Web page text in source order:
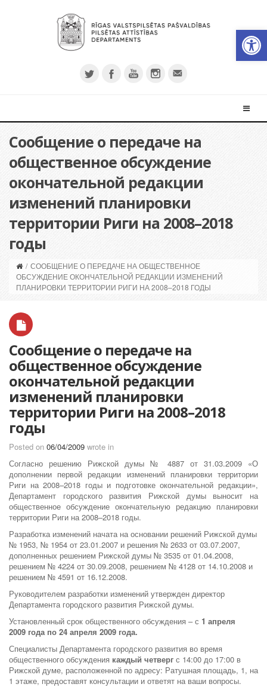
Сообщение о передаче на
общественное обсуждение
окончательной редакции
изменений планировки
территории Риги на 2008–2018
годы
/ СООБЩЕНИЕ О ПЕРЕДАЧЕ НА ОБЩЕСТВЕННОЕ
ОБСУЖДЕНИЕ ОКОНЧАТЕЛЬНОЙ РЕДАКЦИИ ИЗМЕНЕНИЙ
ПЛАНИРОВКИ ТЕРРИТОРИИ РИГИ НА 2008–2018 ГОДЫ
Сообщение о передаче на
общественное обсуждение
окончательной редакции
изменений планировки
территории Риги на 2008–2018
годы
Posted on 06/04/2009 wrote in
Согласно решению Рижской думы № 4887 от 31.03.2009 «О
дополнении первой редакции изменений планировки территории
Риги на 2008–2018 годы и подготовке окончательной редакции»,
Департамент городского развития Рижской думы выносит на
общественное обсуждение окончательную редакцию планировки
территории Риги на 2008–2018 годы.
Разработка изменений начата на основании решений Рижской думы
№ 1953, № 1954 от 23.01.2007 и решения № 2633 от 03.07.2007,
дополненных решением Рижской думы № 3535 от 01.04.2008,
решением № 4224 от 30.09.2008, решением № 4128 от 14.10.2008 и
решением № 4591 от 16.12.2008.
Руководителем разработки изменений утвержден директор
Департамента городского развития Рижской думы.
Установленный срок общественного обсуждения – с 1 апреля
2009 года по 24 апреля 2009 года.
Специалисты Департамента городского развития во время
общественного обсуждения каждый четверг с 14:00 до 17:00 в
Рижской думе, расположенной по адресу: Ратушная площадь, 1, на
1 этаже, предоставят консультации и ответят на ваши вопросы.